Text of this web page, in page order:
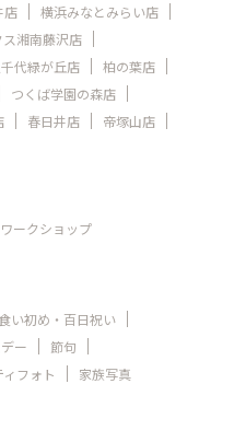
店
横浜みなとみらい店
湘南藤沢店
千代緑が丘店
柏の葉店
つくば学園の森店
春日井店
帝塚山店
ワークショップ
い初め・百日祝い
ー
節句
フォト 家族写真